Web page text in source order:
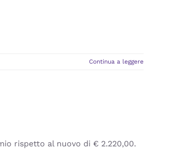
Continua a leggere
rispetto al nuovo di € 2.220,00.